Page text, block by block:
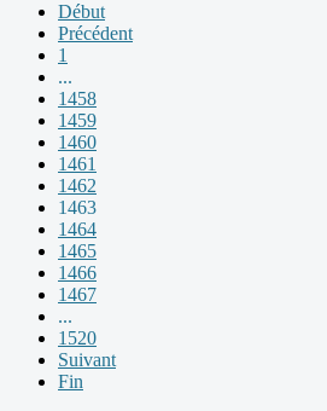
Début
Précédent
1
...
1458
1459
1460
1461
1462
1463
1464
1465
1466
1467
...
1520
Suivant
Fin